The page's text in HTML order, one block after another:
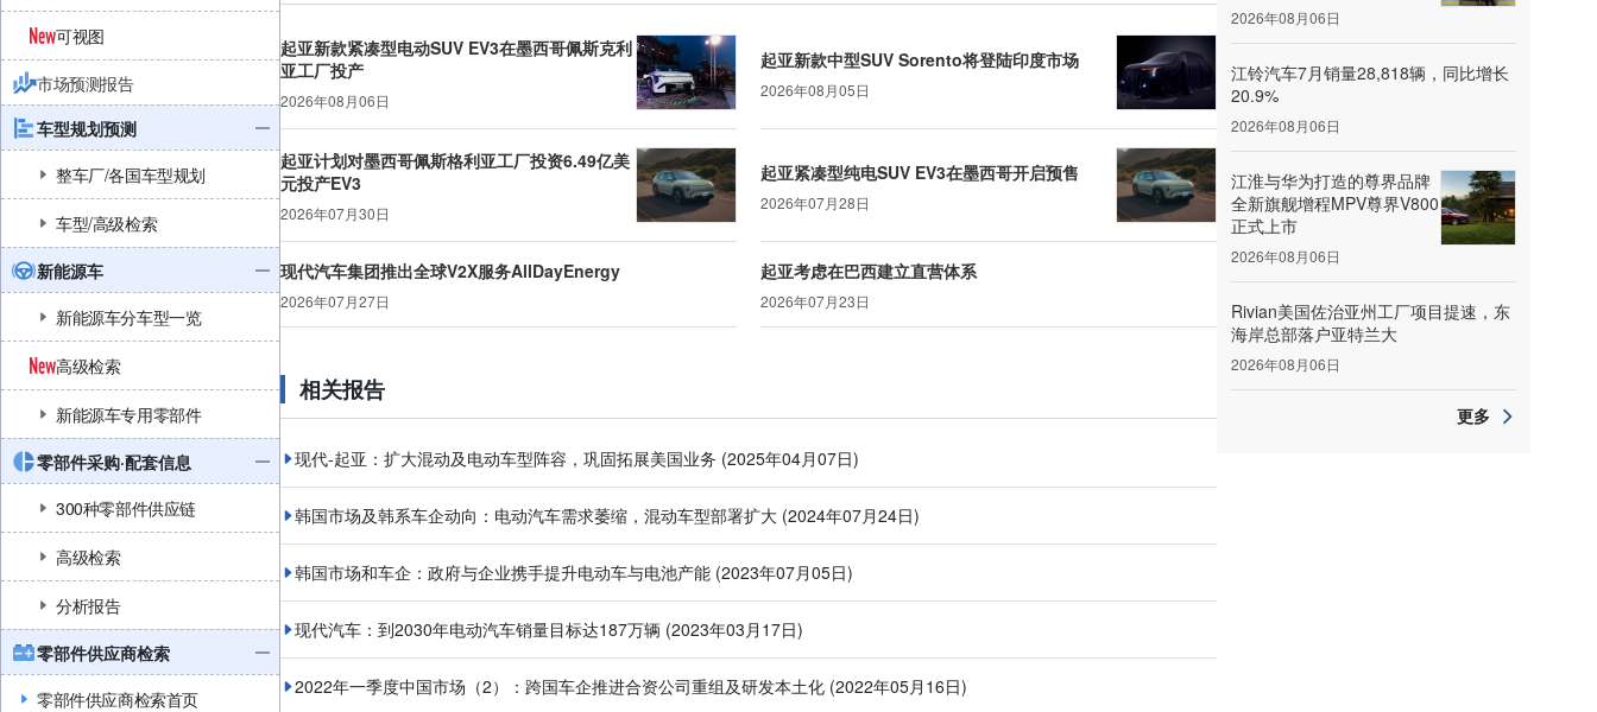
可视图
市场预测报告
车型规划预测
整车厂/各国车型规划
车型/高级检索
新能源车
新能源车分车型一览
高级检索
新能源车专用零部件
零部件采购·配套信息
300种零部件供应链
高级检索
分析报告
零部件供应商检索
零部件供应商检索首页
起亚新款紧凑型电动SUV EV3在墨西哥佩斯克利
亚工厂投产
2026年08月06日
起亚新款中型SUV Sorento将登陆印度市场
2026年08月05日
起亚计划对墨西哥佩斯格利亚工厂投资6.49亿美
元投产EV3
2026年07月30日
起亚紧凑型纯电SUV EV3在墨西哥开启预售
2026年07月28日
现代汽车集团推出全球V2X服务AllDayEnergy
2026年07月27日
起亚考虑在巴西建立直营体系
2026年07月23日
相关报告
现代-起亚：扩大混动及电动车型阵容，巩固拓展美国业务 (2025年04月07日)
韩国市场及韩系车企动向：电动汽车需求萎缩，混动车型部署扩大 (2024年07月24日)
韩国市场和车企：政府与企业携手提升电动车与电池产能 (2023年07月05日)
现代汽车：到2030年电动汽车销量目标达187万辆 (2023年03月17日)
2022年一季度中国市场（2）：跨国车企推进合资公司重组及研发本土化 (2022年05月16日)
2026年08月06日
江铃汽车7月销量28,818辆，同比增长
20.9%
2026年08月06日
江淮与华为打造的尊界品牌
全新旗舰增程MPV尊界V800
正式上市
2026年08月06日
Rivian美国佐治亚州工厂项目提速，东
海岸总部落户亚特兰大
2026年08月06日
更多